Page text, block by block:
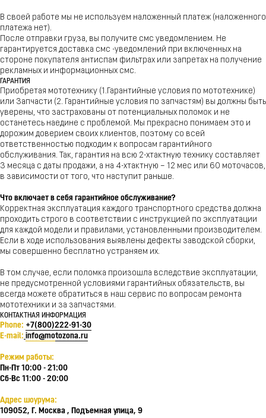
В своей работе мы не используем наложенный платеж (наложенного
платежа нет).
После отправки груза, вы получите смс уведомлением. Не
гарантируется доставка смс -уведомлений при включенных на
стороне покупателя антиспам фильтрах или запретах на получение
рекламных и информационных смс.
ГАРАНТИЯ
Приобретая мототехнику (1.Гарантийные условия по мототехнике)
или Запчасти (2. Гарантийные условия по запчастям) вы должны быть
уверены, что застрахованы от потенциальных поломок и не
останетесь наедине с проблемой. Мы прекрасно понимаем это и
дорожим доверием своих клиентов, поэтому со всей
ответственностью подходим к вопросам гарантийного
обслуживания. Так, гарантия на всю 2-хтактную технику составляет
3 месяца с даты продажи, а на 4-хтактную – 12 мес или 60 моточасов,
в зависимости от того, что наступит раньше.
Что включает в себя гарантийное обслуживание?
Корректная эксплуатация каждого транспортного средства должна
проходить строго в соответствии с инструкцией по эксплуатации
для каждой модели и правилами, установленными производителем.
Если в ходе использования выявлены дефекты заводской сборки,
мы совершенно бесплатно устраняем их.
В том случае, если поломка произошла вследствие эксплуатации,
не предусмотренной условиями гарантийных обязательств, вы
всегда можете обратиться в наш сервис по вопросам ремонта
мототехники и за запчастями.
КОНТАКТНАЯ ИНФОРМАЦИЯ
Phone: +7(800)222-91-30
E-mail: info@motozona.ru
Режим работы:
Пн-Пт 10:00 - 21:00
Сб-Вс 11:00 - 20:00
Адрес шоурума:
109052, Г. Москва , Подъемная улица, 9